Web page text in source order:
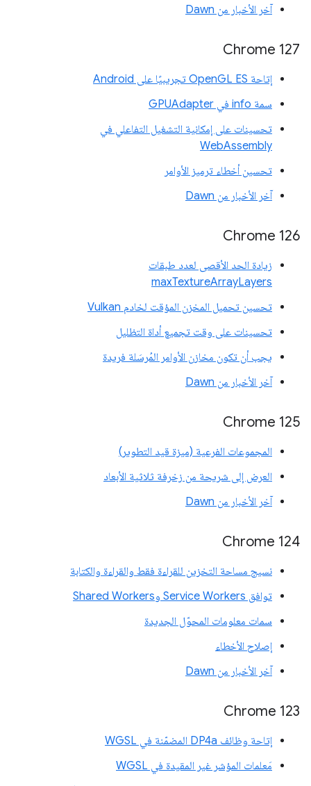
آخر الأخبار من Dawn
Chrome 127
إتاحة OpenGL ES تجريبيًا على Android
سمة info في GPUAdapter
تحسينات على إمكانية التشغيل التفاعلي في
WebAssembly
تحسين أخطاء ترميز الأوامر
آخر الأخبار من Dawn
Chrome 126
زيادة الحد الأقصى لعدد طبقات
maxTextureArrayLayers
تحسين تحميل المخزن المؤقت لخادم Vulkan
تحسينات على وقت تجميع أداة التظليل
يجب أن تكون مخازن الأوامر المُرسَلة فريدة
آخر الأخبار من Dawn
‫Chrome 125
المجموعات الفرعية (ميزة قيد التطوير)
العرض إلى شريحة من زخرفة ثلاثية الأبعاد
آخر الأخبار من Dawn
Chrome 124
نسيج مساحة التخزين للقراءة فقط والقراءة والكتابة
توافق Service Workers وShared Workers
سمات معلومات المحوّل الجديدة
إصلاح الأخطاء
آخر الأخبار من Dawn
Chrome 123
إتاحة وظائف DP4a المضمّنة في WGSL
مَعلمات المؤشر غير المقيدة في WGSL